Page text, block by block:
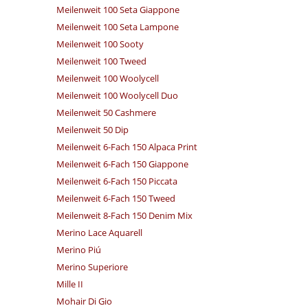
Meilenweit 100 Seta Giappone
Meilenweit 100 Seta Lampone
Meilenweit 100 Sooty
Meilenweit 100 Tweed
Meilenweit 100 Woolycell
Meilenweit 100 Woolycell Duo
Meilenweit 50 Cashmere
Meilenweit 50 Dip
Meilenweit 6-Fach 150 Alpaca Print
Meilenweit 6-Fach 150 Giappone
Meilenweit 6-Fach 150 Piccata
Meilenweit 6-Fach 150 Tweed
Meilenweit 8-Fach 150 Denim Mix
Merino Lace Aquarell
Merino Piú
Merino Superiore
Mille II
Mohair Di Gio